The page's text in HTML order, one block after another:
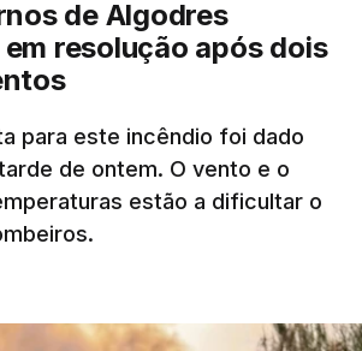
mostrou dúvidas sobre se é
ESTÁ NESTE
de Algodres
resolução após dois
para este incêndio foi dado
de ontem. O vento e o
estão a dificultar o